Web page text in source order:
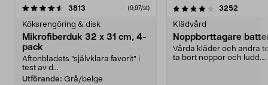
3813 (9,97/st)
Köksrengöring & disk
Mikrofiberduk 32 x 31 cm, 4-
pack
Aftonbladets "självklara favorit” i
test av d...
Utförande: Grå/beige
4.0av 5 stjärnor 3252
Klädvård
Noppborttagare
Vårda kläder och andra
ta bort noppor och ludd.
4.5av 5 stjärnor